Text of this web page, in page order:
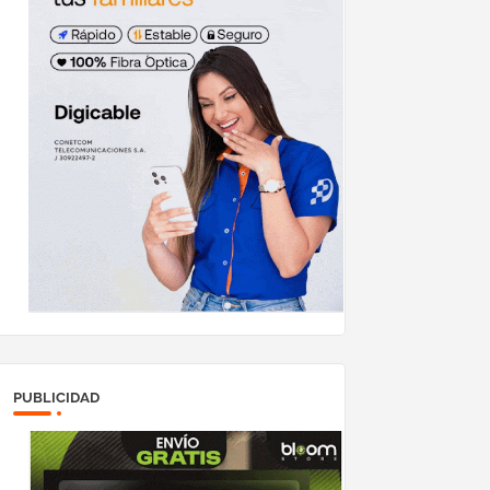
PUBLICIDAD